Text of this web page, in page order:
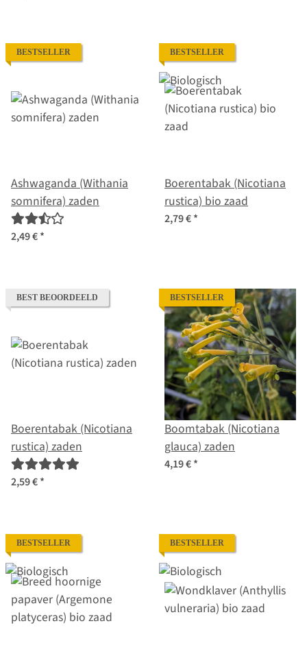
BESTSELLER
Ashwaganda (Withania
somnifera) zaden
2,49 €*
BESTSELLER
Boerentabak (Nicotiana
rustica) bio zaad
2,79 €*
BEST BEOORDEELD
Boerentabak (Nicotiana
rustica) zaden
2,59 €*
BESTSELLER
Boomtabak (Nicotiana
glauca) zaden
4,19 €*
BESTSELLER BESTSELLER